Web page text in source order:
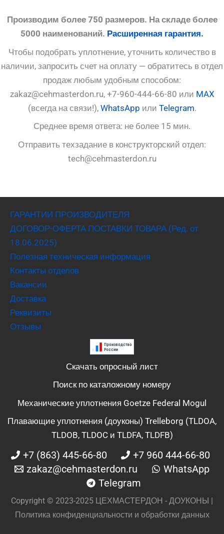
Производим более 750 размеров. На складе более
5000 наименований. Расширенная гарантия.
Чтобы подобрать уплотнение, уточнить количество в
наличии, запросить счет на оплату — обратитесь в отдел
продаж любым удобным способом:
zakaz@cehmasterdon.ru, +7-960-444-66-80 или MAX
(всегда на связи!), WhatsApp или Telegram.
Среднее время ответа: не более 15 мин.
Отправить техзадание в конструкторский отдел:
tech@cehmasterdon.ru
ГАРАНТИИ ПРОИЗВОДИТЕЛЯ
ДОГОВОР-ОФЕРТА ПОСТАВКИ ТОВАРА (Ред. от
18.06.2025)
Полезная техническая информация
Контакты отделов
Вакансии
Доставка
Реквизиты
Отзывы
Скачать опросный лист
Поиск по каталожному номеру
Механические уплотнения Goetze Federal Mogul
Плавающие уплотнения (доуконы) Trelleborg (TLDOA,
TLDOB, TLDOC и TLDFA, TLDFB)
+7 (863) 445-66-80
+7 960 444-66-80
zakaz@cehmasterdon.ru
WhatsApp
Telegram
Copyright © 2023-2025 ЦЕХМАСТЕРДОН - ДОУКОНЫ |
Политика конфиденциальности и обработки данных